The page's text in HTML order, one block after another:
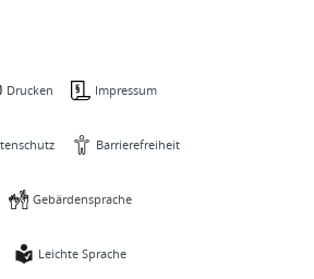
Drucken Impressum
Barrierefreiheit
Gebärdensprache
Leichte Sprache